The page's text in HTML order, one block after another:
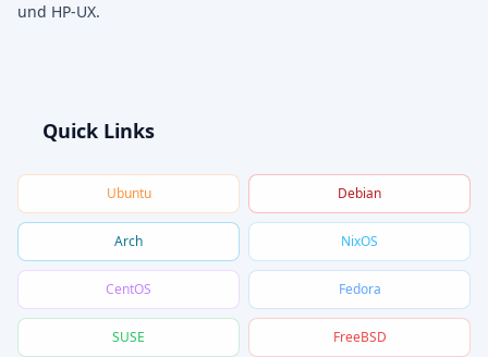
und HP-UX.
Quick Links
Ubuntu Debian
Arch NixOS
CentOS Fedora
SUSE FreeBSD